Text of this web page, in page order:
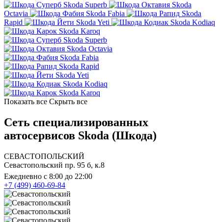
Skoda Superb
Skoda
Octavia
Skoda Fabia
Skoda
Rapid
Skoda Yeti
Skoda Kodiaq
Skoda Karoq
Skoda Superb
Skoda Octavia
Skoda Fabia
Skoda Rapid
Skoda Yeti
Skoda Kodiaq
Skoda Karoq
Показать все Скрыть все
Сеть специализированных
автосервисов Skoda (Шкода)
СЕВАСТОПОЛЬСКИЙ
Севастопольский пр. 95 б, к.8
Ежедневно с 8:00 до 22:00
+7 (499) 460-69-84